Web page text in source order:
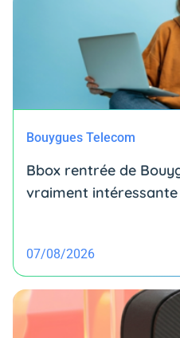
Bouygues Telecom
Bbox rentrée de
vraiment
07/08/2026